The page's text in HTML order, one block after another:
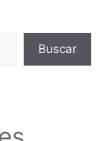
Buscar